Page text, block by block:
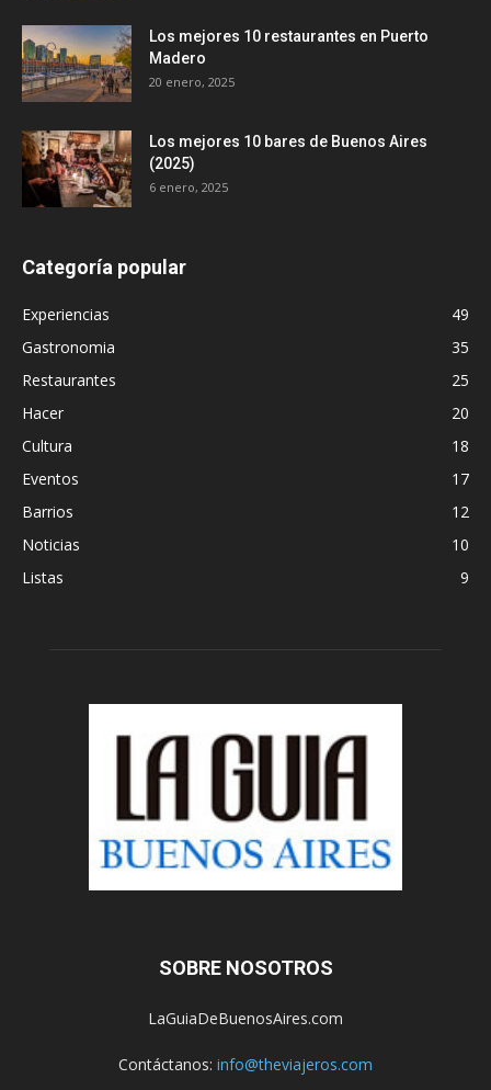
Los mejores 10 restaurantes en Puerto
Madero
20 enero, 2025
Los mejores 10 bares de Buenos Aires
(2025)
6 enero, 2025
Categoría popular
Experiencias
49
Gastronomia
35
Restaurantes
25
Hacer
20
Cultura
18
Eventos
17
Barrios
12
Noticias
10
Listas
9
SOBRE NOSOTROS
LaGuiaDeBuenosAires.com
Contáctanos: info@theviajeros.com